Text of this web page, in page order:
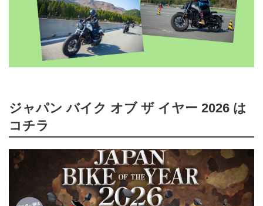
ジャパン バイク オブ ザ イヤー 2026 は
コチラ